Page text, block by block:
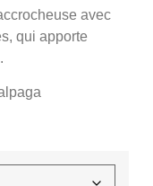
avec
qui apporte